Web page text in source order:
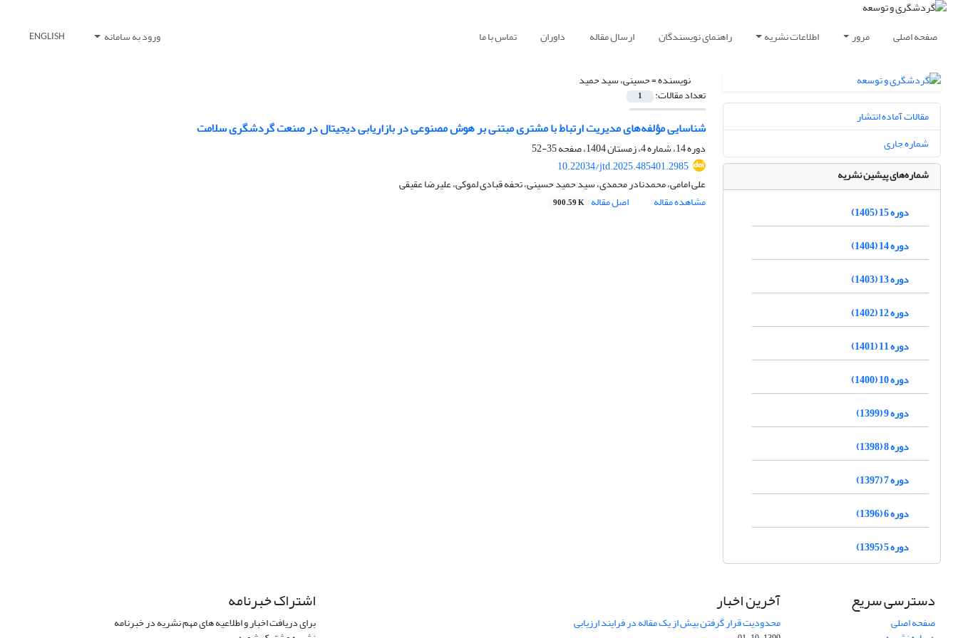
صفحه اصلی مرور اطلاعات نشریه راهنمای نویسندگان ارسال مقاله داوران تماس با ما ورود به سامانه ENGLISH
نویسنده =حسینی، سید حمید
تعداد مقالات: 1
شناسایی مؤلفه‌های مدیریت ارتباط با مشتری مبتنی بر هوش مصنوعی در بازاریابی دیجیتال در صنعت گردشگری سلامت
دوره 14، شماره 4، زمستان 1404، صفحه
35-52
10.22034/jtd.2025.485401.2985
على امامى، محمدنادر محمدی، سید حمید حسینی، تحفه قبادی لموکی، علیرضا عقیقی
مشاهده مقاله
اصل مقاله 900.59 K
مقالات آماده انتشار
شماره جاری
شماره‌های پیشین نشریه
دوره 15 (1405)
دوره 14 (1404)
دوره 13 (1403)
دوره 12 (1402)
دوره 11 (1401)
دوره 10 (1400)
دوره 9 (1399)
دوره 8 (1398)
دوره 7 (1397)
دوره 6 (1396)
دوره 5 (1395)
دسترسی سریع
صفحه اصلی
آخرین اخبار
محدودیت قرار گرفتن بیش از یک مقاله در فرایند ارزیابی
اشتراک خبرنامه
برای دریافت اخبار و اطلاعیه های مهم نشریه در خبرنامه